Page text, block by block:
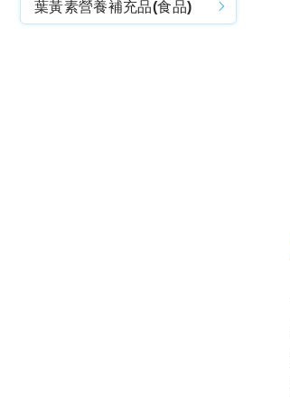
葉黃素營養補充品(食品)